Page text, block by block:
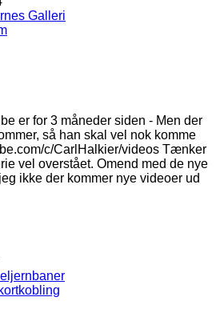
Galleri
er for 3 måneder siden - Men der
så han skal vel nok komme
c/CarlHalkier/videos Tænker
vel overstået. Omend med de nye
ikke der kommer nye videoer ud